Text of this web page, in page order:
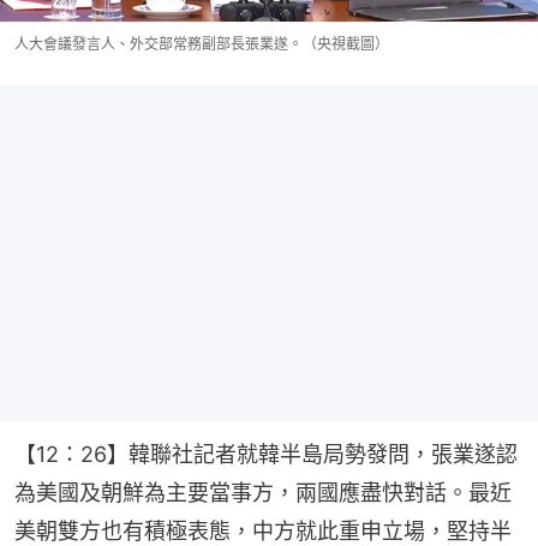
人大會議發言人、外交部常務副部長張業遂。（央視截圖）
【12：26】韓聯社記者就韓半島局勢發問，張業遂認
為美國及朝鮮為主要當事方，兩國應盡快對話。最近
美朝雙方也有積極表態，中方就此重申立場，堅持半